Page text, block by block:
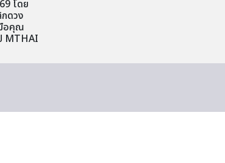
โดย
ดวง
อคุณ
MTHAI